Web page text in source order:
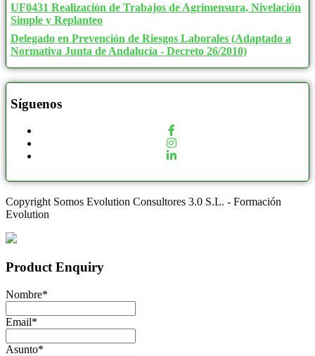
UF0431 Realización de Trabajos de Agrimensura, Nivelación
Simple y Replanteo
Delegado en Prevención de Riesgos Laborales (Adaptado a
Normativa Junta de Andalucía - Decreto 26/2010)
Síguenos
Copyright Somos Evolution Consultores 3.0 S.L. - Formación
Evolution
Product Enquiry
Nombre*
Email*
Asunto*